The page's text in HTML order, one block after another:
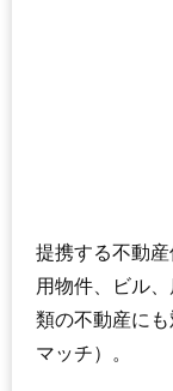
コーポ幡ヶ谷
住所 東京都
交通
提携する不動
用物件、ビル
類の不動産に
マッチ）。